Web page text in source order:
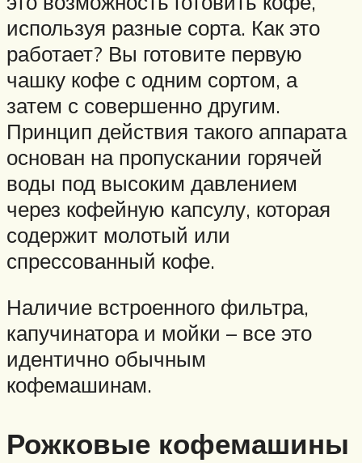
используя разные сорта. Как это
работает? Вы готовите первую
чашку кофе с одним сортом, а
затем с совершенно другим.
Принцип действия такого аппарата
основан на пропускании горячей
воды под высоким давлением
через кофейную капсулу, которая
содержит молотый или
спрессованный кофе.
Наличие встроенного фильтра,
капучинатора и мойки – все это
идентично обычным
кофемашинам.
Рожковые кофемашины